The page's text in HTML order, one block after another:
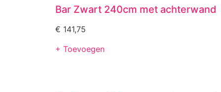
Bar Zwart 240cm met achterwand
€ 141,75
+ Toevoegen